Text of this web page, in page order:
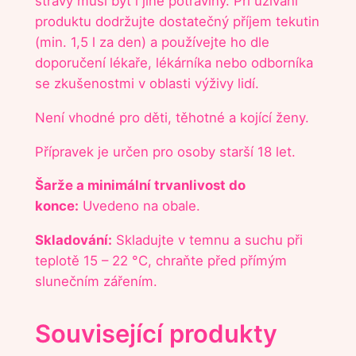
produktu dodržujte dostatečný příjem tekutin
(min. 1,5 l za den) a používejte ho dle
doporučení lékaře, lékárníka nebo odborníka
se zkušenostmi v oblasti výživy lidí.
Není vhodné pro děti, těhotné a kojící ženy.
Přípravek je určen pro osoby starší 18 let.
Šarže a minimální trvanlivost do
konce: Uvedeno na obale.
Skladování: Skladujte v temnu a suchu při
teplotě 15 – 22 °C, chraňte před přímým
slunečním zářením.
Související produkty